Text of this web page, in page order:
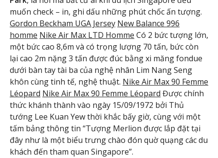
muốn check – in, ghi dấu những phút chốc ấn tượng.
Gordon Beckham UGA Jersey New Balance 996
homme Nike Air Max LTD Homme Có 2 bức tượng lớn,
một bức cao 8,6m và có trọng lượng 70 tấn, bức còn
lại cao 2m nặng 3 tấn được đúc bằng xi măng fondue
dưới bàn tay tài ba của nghệ nhân Lim Nang Seng
khôn cùng tinh tế, nghệ thuật. Nike Air Max 90 Femme
Léopard Nike Air Max 90 Femme Léopard Được chính
thức khánh thành vào ngày 15/09/1972 bởi Thủ
tướng Lee Kuan Yew thời khắc bấy giờ, cùng với một
tấm bảng thông tin “Tượng Merlion được lắp đặt tại
đây như là một biểu trưng chào đón quờ quạng các du
khách đến tham quan Singapore”.